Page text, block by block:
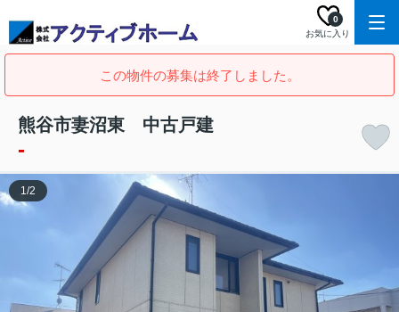
お気に入り
0
この物件の募集は終了しました。
熊谷市妻沼東 中古戸建
-
1/2